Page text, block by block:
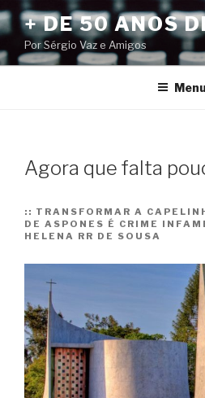
Pular
para
o
conteúdo
+ DE 50 ANOS
Por Sérgio Vaz e Amigos
Menu
Agora que falta
:: TRANSFORMAR A
DE ASPONES É CRIME
HELENA RR DE SOUSA